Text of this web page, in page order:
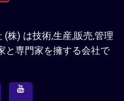
株) は技術,生産,販売,管理
と専門家を擁する会社で